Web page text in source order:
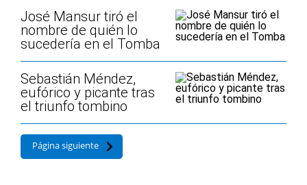
José Mansur tiró el
nombre de quién lo
sucedería en el Tomba
Sebastián Méndez,
eufórico y picante tras
el triunfo tombino
Página siguiente